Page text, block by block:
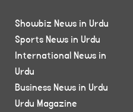
Showbiz News in Urdu
Sports News in Urdu
International News in
Urdu
Business News in Urdu
Urdu Magazine